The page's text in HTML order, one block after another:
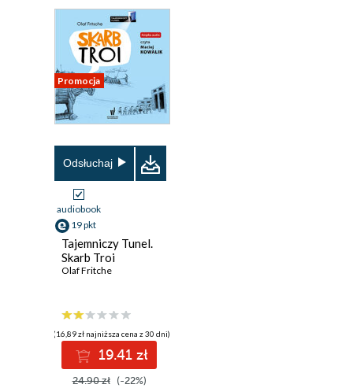
Promocja
Odsłuchaj
audiobook
19 pkt
Tajemniczy Tunel.
Skarb Troi
Olaf Fritche
(16,89 zł najniższa cena z 30 dni)
19.41 zł
24.90 zł (-22%)